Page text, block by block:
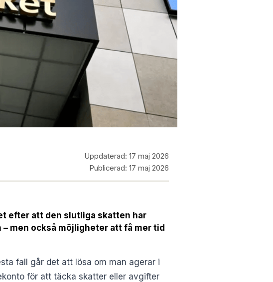
Uppdaterad: 17 maj 2026
Publicerad: 17 maj 2026
efter att den slutliga skatten har
men också möjligheter att få mer tid
fall går det att lösa om man agerar i
för att täcka skatter eller avgifter